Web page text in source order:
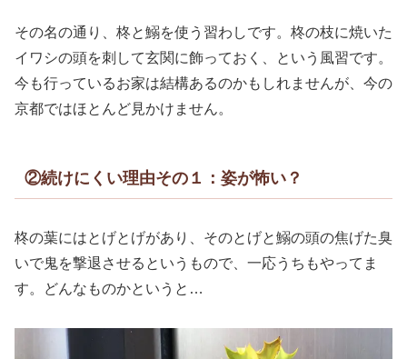
その名の通り、柊と鰯を使う習わしです。柊の枝に焼いた
イワシの頭を刺して玄関に飾っておく、という風習です。
今も行っているお家は結構あるのかもしれませんが、今の
京都ではほとんど見かけません。
②続けにくい理由その１：姿が怖い？
柊の葉にはとげとげがあり、そのとげと鰯の頭の焦げた臭
いで鬼を撃退させるというもので、一応うちもやってま
す。どんなものかというと…